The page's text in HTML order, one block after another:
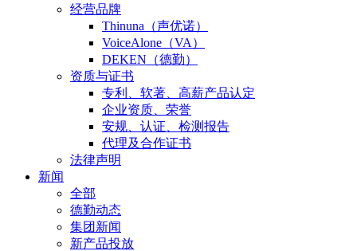
经营品牌
Thinuna（声优诺）
VoiceAlone（VA）
DEKEN（德勤）
资质与证书
专利、软著、高薪产品认定
企业资质、荣誉
安规、认证、检测报告
代理及合作证书
法律声明
新闻
全部
德勤动态
集团新闻
新产品投放